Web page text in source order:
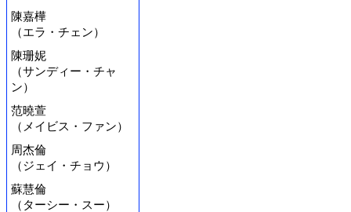
陳嘉樺
（エラ・チェン）
陳珊妮
（サンディー・チャ
ン）
范曉萱
（メイビス・ファン）
周杰倫
（ジェイ・チョウ）
蘇慧倫
（ターシー・スー）